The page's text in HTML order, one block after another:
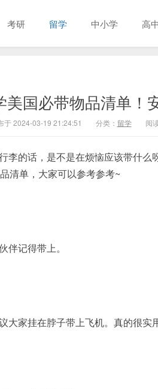
考研 留学 中小学 高中
美国必带物品清单！
于 2024-03-19 21:24:51 分类： 留学 阅
李的话，是不是在烦恼应该带什
清单，大家可以参考参考~
伴记得带上。
大家挂在脖子带上飞机。真的很实